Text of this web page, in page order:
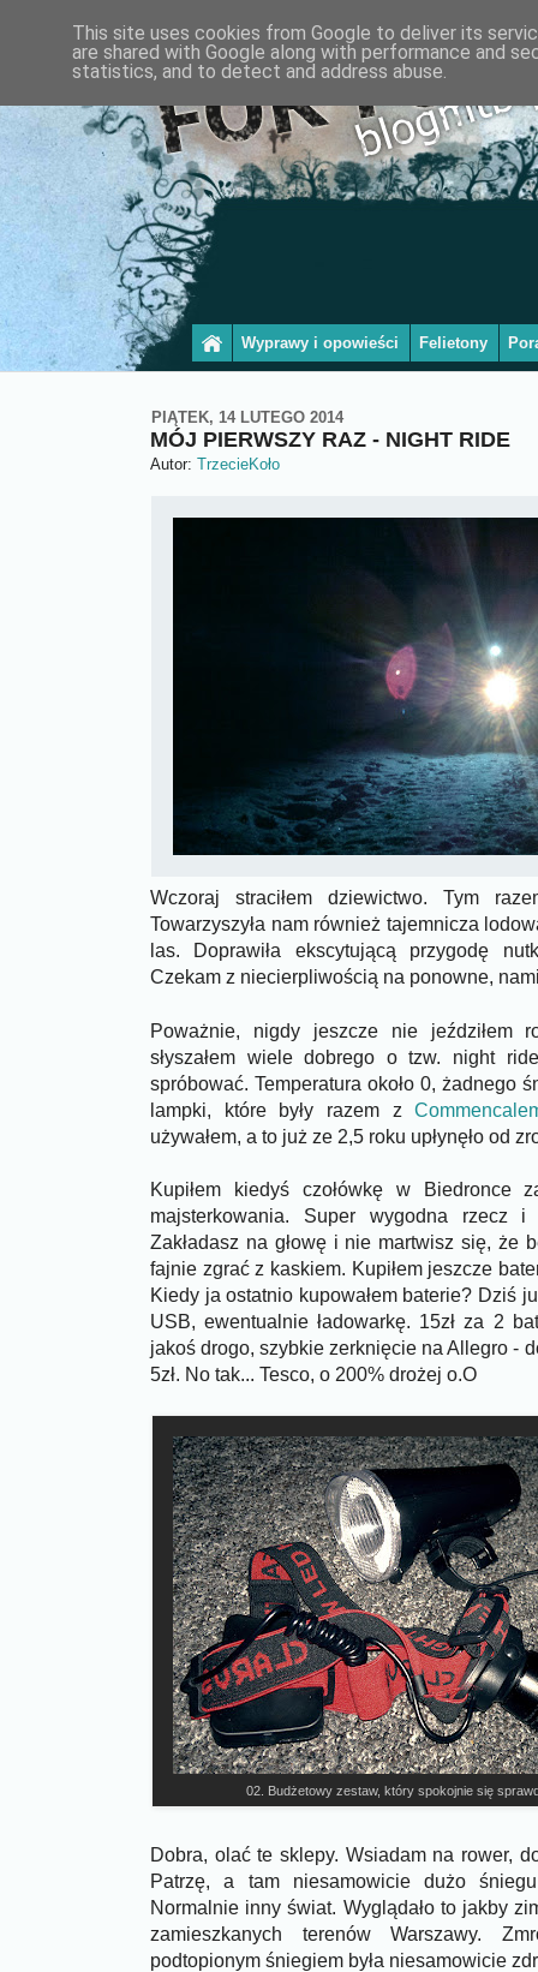
Wyprawy i opowieści Felietony
PIĄTEK, 14 LUTEGO 2014
MÓJ PIERWSZY RAZ - NIGHT RIDE
Autor: TrzecieKoło
Wczoraj straciłem dziewictwo. Tym
Towarzyszyła nam również tajemnicza
las. Doprawiła ekscytującą przygodę
Czekam z niecierpliwością na ponowne,
Poważnie, nigdy jeszcze nie
słyszałem wiele dobrego o tzw. night
spróbować. Temperatura około 0, żadnego
lampki, które były razem z
używałem, a to już ze 2,5 roku upłynęło od
Kupiłem kiedyś czołówkę w Biedronce
majsterkowania. Super wygodna rzecz
Zakładasz na głowę i nie martwisz się, że
fajnie zgrać z kaskiem. Kupiłem jeszcze
Kiedy ja ostatnio kupowałem baterie? Dziś
USB, ewentualnie ładowarkę. 15zł za 2
jakoś drogo, szybkie zerknięcie na Allegro -
5zł. No tak... Tesco, o 200% drożej o.O
02. Budżetowy zestaw, który spokojnie się
Dobra, olać te sklepy. Wsiadam na rower,
Patrzę, a tam niesamowicie dużo
Normalnie inny świat. Wyglądało to jakby
zamieszkanych terenów Warszawy.
podtopionym śniegiem była niesamowicie
This site uses cookies from Google to deliver its
are shared with Google along with performance and
statistics, and to detect and address abuse.